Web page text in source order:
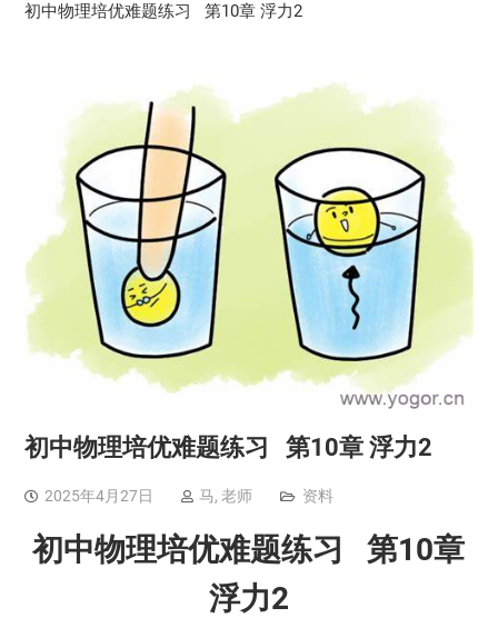
初中物理培优难题练习 第10章 浮力2
初中物理培优难题练习 第10章 浮力2
2025年4月27日 马, 老师 资料
初中物理培优难题练习 第10章
浮力2